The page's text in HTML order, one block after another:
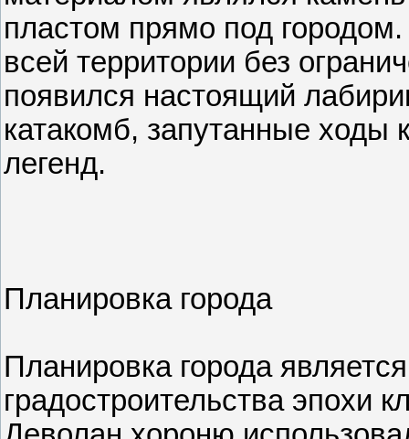
пластом прямо под
всей территории без
появился настоящий
катакомб, запутанные ходы
легенд.
Планировка города
Планировка города
градостроительства эпохи